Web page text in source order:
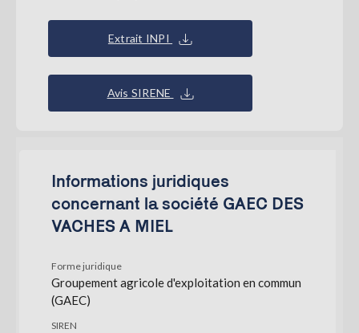
Extrait INPI
Avis SIRENE
Informations juridiques
concernant la société GAEC DES
VACHES A MIEL
Forme juridique
Groupement agricole d'exploitation en commun
(GAEC)
SIREN